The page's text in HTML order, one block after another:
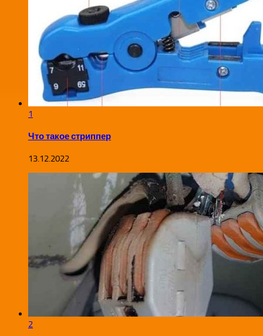
1
Что такое стриппер
13.12.2022
2